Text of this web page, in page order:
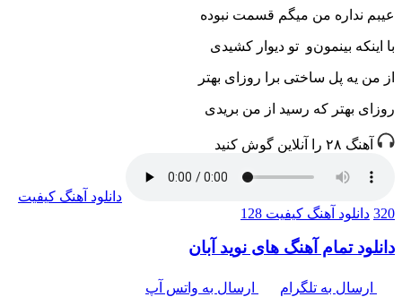
عیبم نداره من میگم قسمت نبوده
با اینکه بینمون‌و تو دیوار کشیدی
از من یه پل ساختی برا روزای بهتر
روزای بهتر که رسید از من بریدی
آهنگ ۲۸ را آنلاین گوش کنید
دانلود آهنگ کیفیت
320 دانلود آهنگ کیفیت 128
دانلود تمام آهنگ های نوید آبان
ارسال به تلگرام ارسال به واتس آپ